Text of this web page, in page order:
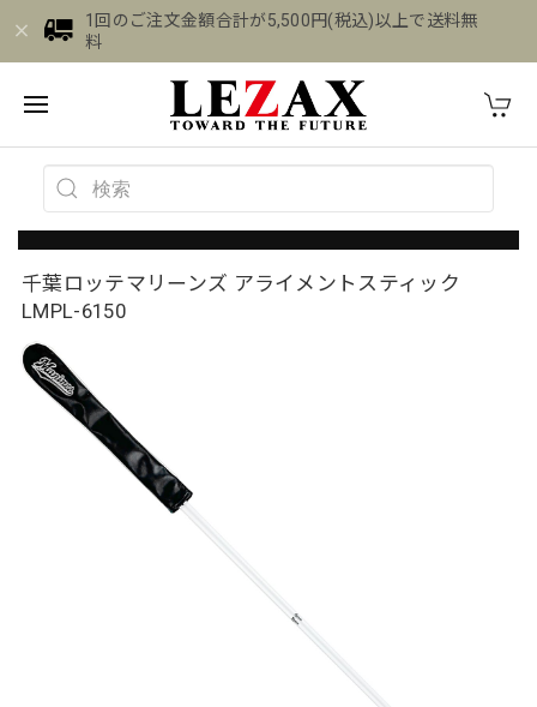
1回のご注文金額合計が5,500円(税込)以上で送料無
料
千葉ロッテマリーンズ アライメントスティック
LMPL-6150